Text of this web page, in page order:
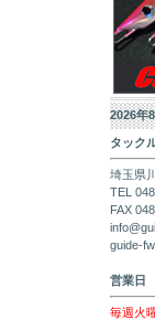
2026年
タック
埼玉県
TEL
FAX
guide-
営業日
毎週火